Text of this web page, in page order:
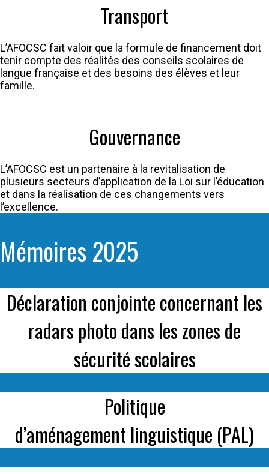
Transport
L’AFOCSC fait valoir que la formule de financement doit
tenir compte des réalités des conseils scolaires de
langue française et des besoins des élèves et leur
famille.
Gouvernance
L’AFOCSC est un partenaire à la revitalisation de
plusieurs secteurs d’application de la Loi sur l’éducation
et dans la réalisation de ces changements vers
l’excellence.
Mémoires 2025
Déclaration conjointe concernant les
radars photo dans les zones de
sécurité scolaires
Politique
d’aménagement linguistique (PAL)